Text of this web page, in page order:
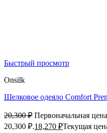
Быстрый просмотр
Onsilk
Шелковое одеяло Comfort
20,300₽ Первоначальная
20,300 ₽.18,270 ₽Текущая